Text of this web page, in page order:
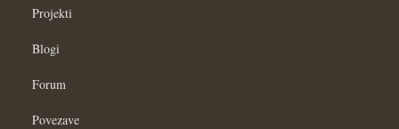
Projekti
Blogi
Forum
Povezave